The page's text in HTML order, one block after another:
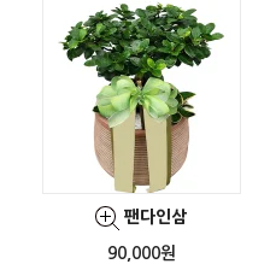
팬다인삼
90,000원